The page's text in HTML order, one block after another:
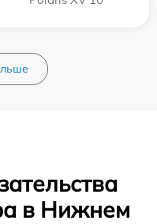
в Нижнем